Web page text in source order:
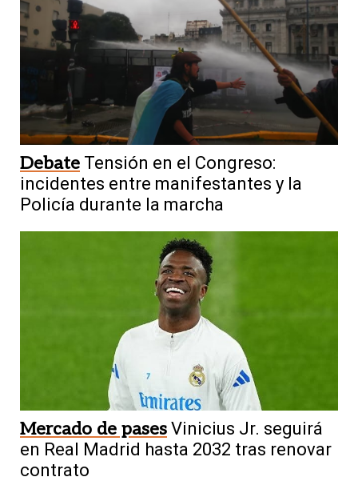
Debate Tensión en el Congreso:
incidentes entre manifestantes y la
Policía durante la marcha
Mercado de pases Vinicius Jr. seguirá
en Real Madrid hasta 2032 tras renovar
contrato